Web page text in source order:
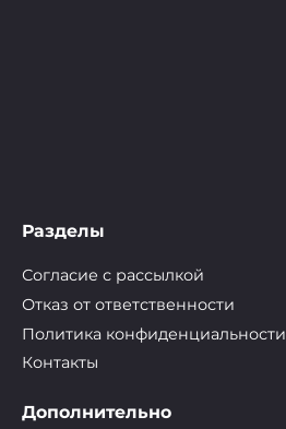
Разделы
Согласие с рассылкой
Отказ от ответственности
Политика конфиденциальности
Контакты
Дополнительно